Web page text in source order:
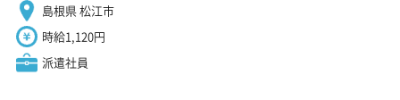
島根県 松江市
時給1,120円
派遣社員